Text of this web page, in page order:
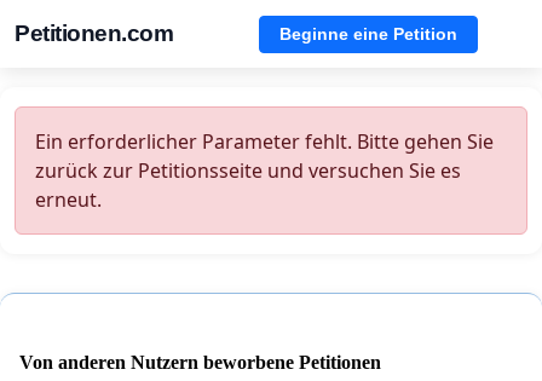
Petitionen.com Beginne eine Petition
Ein erforderlicher Parameter fehlt. Bitte gehen Sie
zurück zur Petitionsseite und versuchen Sie es
erneut.
Von anderen Nutzern beworbene Petitionen